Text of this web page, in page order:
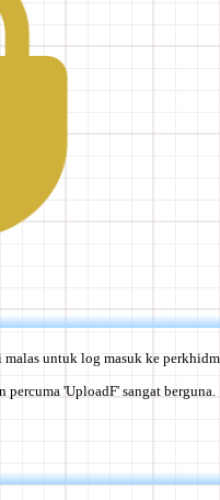
untuk log masuk ke
'UploadF' sangat berguna.